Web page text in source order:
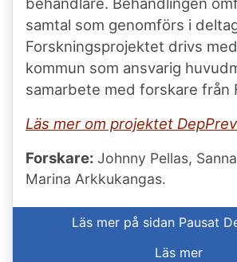
samtal som genomförs i
Forskningsprojektet drivs
kommun som ansvarig
samarbete med forskare från
Läs mer om projektet
Forskare: Johnny Pellas,
Marina Arkkukangas.
Läs mer på sidan Pausat
Läs mer